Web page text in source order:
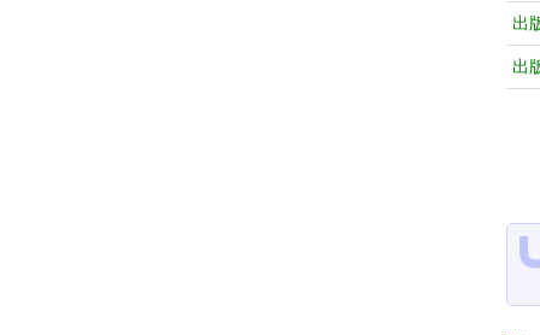
出
出